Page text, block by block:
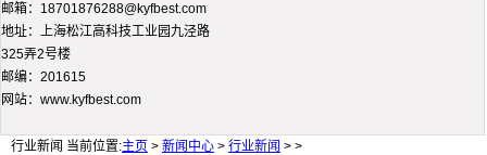
邮箱：18701876288@kyfbest.com
地址：上海松江高科技工业园九泾路
325弄2号楼
邮编：201615
网站：www.kyfbest.com
行业新闻 当前位置:主页 > 新闻中心 > 行业新闻 > >